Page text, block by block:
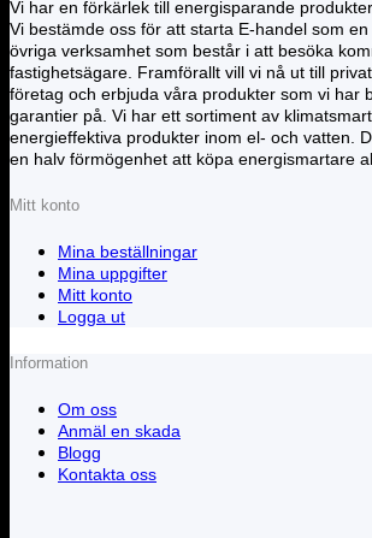
Vi har en förkärlek till energisparande
Vi bestämde oss för att starta E-handel som
övriga verksamhet som består i att besöka
fastighetsägare. Framförallt vill vi nå ut till
företag och erbjuda våra produkter som vi har
garantier på. Vi har ett sortiment av
energieffektiva produkter inom el- och vatten.
en halv förmögenhet att köpa energismartare
Mitt konto
Mina beställningar
Mina uppgifter
Mitt konto
Logga ut
Information
Om oss
Anmäl en skada
Blogg
Kontakta oss